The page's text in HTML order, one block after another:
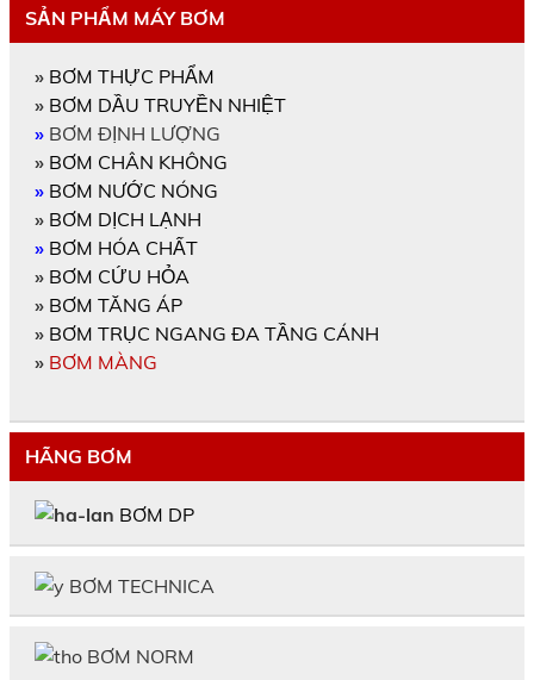
SẢN PHẨM MÁY BƠM
» BƠM THỰC PHẨM
» BƠM DẦU TRUYỀN NHIỆT
»BƠM ĐỊNH LƯỢNG
» BƠM CHÂN KHÔNG
» BƠM NƯỚC NÓNG
» BƠM DỊCH LẠNH
» BƠM HÓA CHẤT
» BƠM CỨU HỎA
» BƠM TĂNG ÁP
» BƠM TRỤC NGANG ĐA TẦNG CÁNH
» BƠM MÀNG
HÃNG BƠM
BƠM DP
BƠM TECHNICA
BƠM NORM